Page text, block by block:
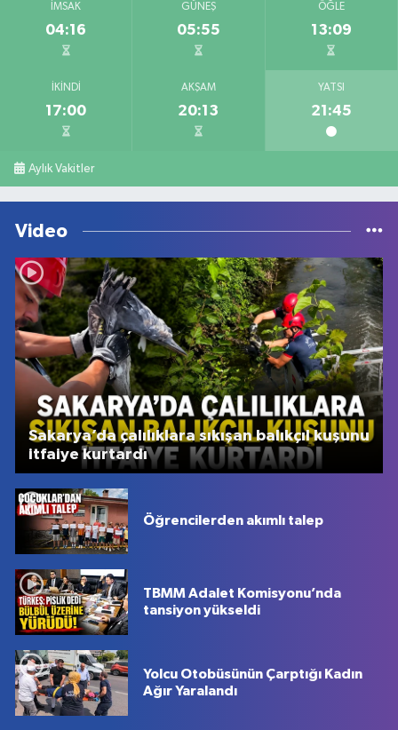
İMSAK
04:16
GÜNEŞ
05:55
ÖĞLE
13:09
İKINDI
17:00
AKŞAM
20:13
YATSI
21:45
Aylık Vakitler
Video
Sakarya’da çalılıklara sıkışan balıkçıl kuşunu
itfaiye kurtardı
Öğrencilerden akımlı talep
TBMM Adalet Komisyonu’nda
tansiyon yükseldi
Yolcu Otobüsünün Çarptığı Kadın
Ağır Yaralandı